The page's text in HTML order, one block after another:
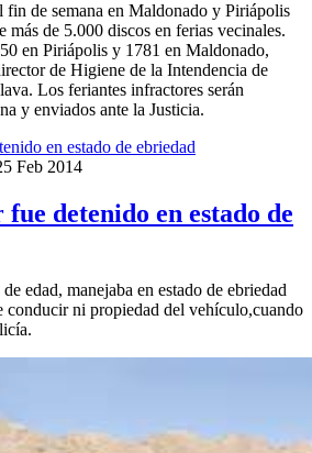
de semana en Maldonado y Piriápolis
más de 5.000 discos en ferias vecinales.
en Piriápolis y 1781 en Maldonado,
de Higiene de la Intendencia de
Los feriantes infractores serán
y enviados ante la Justicia.
Feb 2014
detenido en estado de
edad, manejaba en estado de ebriedad
conducir ni propiedad del vehículo,cuando